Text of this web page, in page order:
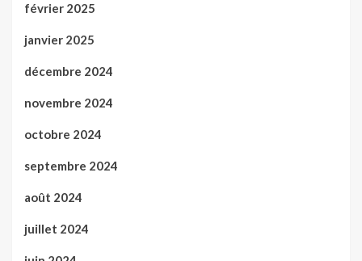
février 2025
janvier 2025
décembre 2024
novembre 2024
octobre 2024
septembre 2024
août 2024
juillet 2024